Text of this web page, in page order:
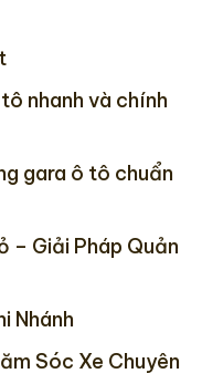
nhanh và chính
gara ô tô chuẩn
– Giải Pháp Quản
Nhánh
Sóc Xe Chuyên